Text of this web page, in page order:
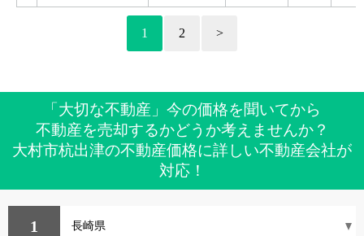
1 2 >
「大切な不動産」今の価格を聞いてから
不動産を売却するかどうか考えませんか？
大村市杭出津の不動産価格に詳しい不動産会社が
対応！
1